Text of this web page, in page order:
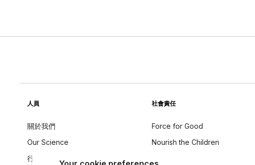
人員
關於我們
Our Science
行為守則
社會責任
Force for Good
Nourish the Children